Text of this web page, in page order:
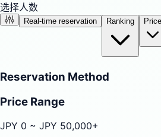
选择人数
Real-time reservation Ranking Price
Reservation Method
Price Range
JPY 0 ~ JPY 50,000+